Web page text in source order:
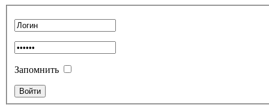
Запомнить